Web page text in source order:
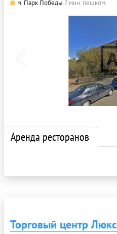
м. Парк Победы 7 мин. пешком
Аренда ресторанов
Торговый центр Люкс